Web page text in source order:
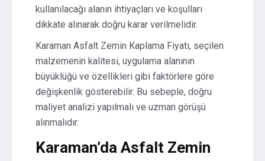
kullanılacağı alanın ihtiyaçları ve koşulları
dikkate alınarak doğru karar verilmelidir.
Karaman Asfalt Zemin Kaplama Fiyatı, seçilen
malzemenin kalitesi, uygulama alanının
büyüklüğü ve özellikleri gibi faktörlere göre
değişkenlik gösterebilir. Bu sebeple, doğru
maliyet analizi yapılmalı ve uzman görüşü
alınmalıdır.
Karaman’da Asfalt Zemin